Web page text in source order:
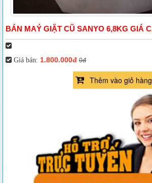
BÁN MAÝ GIẶT CŨ SANYO 6,8KG GIÁ
Giá bán: 1.800.000đ 0đ
Thêm vào giỏ hàng